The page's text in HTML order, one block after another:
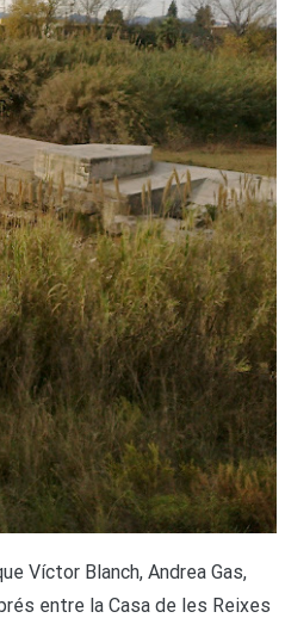
Víctor Blanch, Andrea Gas,
entre la Casa de les Reixes